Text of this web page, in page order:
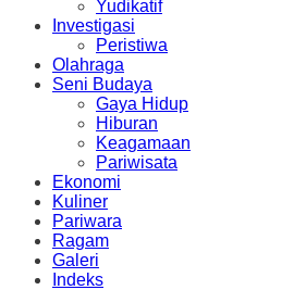
Yudikatif
Investigasi
Peristiwa
Olahraga
Seni Budaya
Gaya Hidup
Hiburan
Keagamaan
Pariwisata
Ekonomi
Kuliner
Pariwara
Ragam
Galeri
Indeks